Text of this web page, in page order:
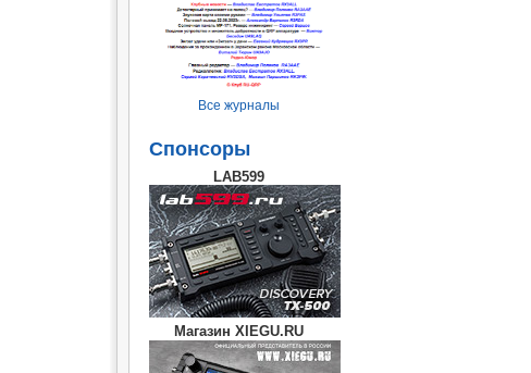
Все журналы
Спонсоры
LAB599
Магазин XIEGU.RU